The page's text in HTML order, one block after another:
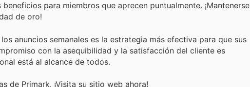
para miembros que aprecen puntualmente. ¡Mantenerse
de oro!
anuncios semanales es la estrategia más efectiva para que sus
con la asequibilidad y la satisfacción del cliente es
está al alcance de todos.
de Primark. ¡Visita su sitio web ahora!